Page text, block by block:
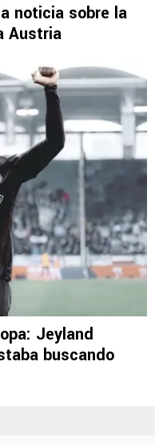
noticia sobre la
Austria
Jeyland
buscando